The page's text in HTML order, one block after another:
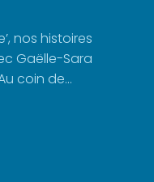
nos histoires
Gaëlle-Sara
coin de...